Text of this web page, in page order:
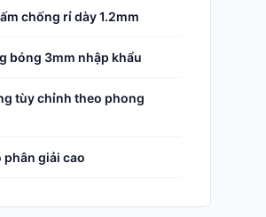
chống rỉ dày 1.2mm
bóng 3mm nhập khẩu
tùy chỉnh theo phong
phân giải cao